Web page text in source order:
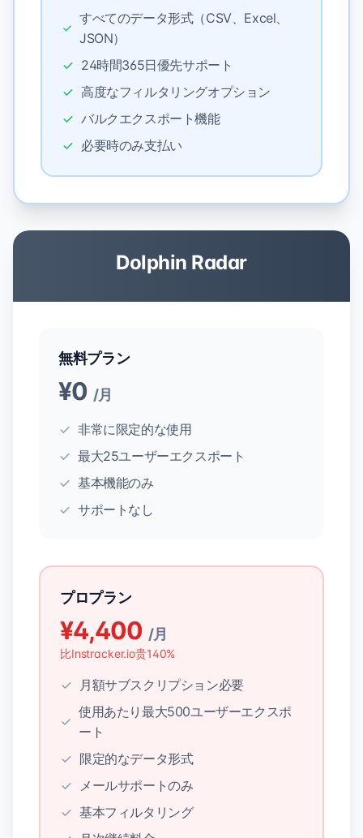
すべてのデータ形式（CSV、Excel、
JSON）
24時間365日優先サポート
高度なフィルタリングオプション
バルクエクスポート機能
必要時のみ支払い
Dolphin Radar
無料プラン
¥0 /月
非常に限定的な使用
最大25ユーザーエクスポート
基本機能のみ
サポートなし
プロプラン
¥4,400 /月
比Instracker.io贵140%
月額サブスクリプション必要
使用あたり最大500ユーザーエクスポ
ート
限定的なデータ形式
メールサポートのみ
基本フィルタリング